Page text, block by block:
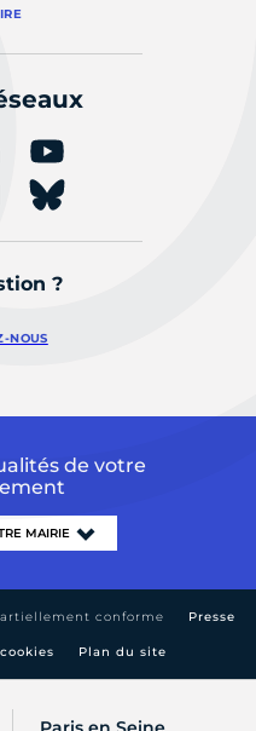
?
NOUS
de votre
conforme Presse
Plan du site